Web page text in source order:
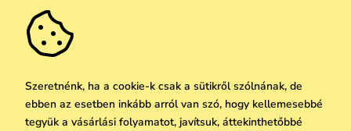
+36 1 808 9989
Gyakori kérdések
Anyagok és karbantartás
Visszaküldés és reklamáció
Egyéb információk
Rólunk
Karrier
Ajándék utalványok
Vállalatok számára
Ne maradj le semmiről!
Feliratkozni
Szeretnénk, ha a cookie-k csak a sütikről szólnának, de
ebben az esetben inkább arról van szó, hogy kellemesebbé
tegyük a vásárlási folyamatot, javítsuk, áttekinthetőbbé